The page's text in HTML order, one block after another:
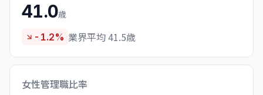
41.0歳
-1.2% 業界平均 41.5歳
女性管理職比率